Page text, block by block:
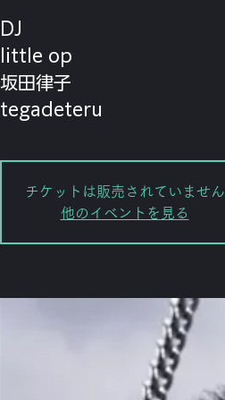
DJ
little op
坂田律子
tegadeteru
チケットは販売されていません
他のイベントを見る